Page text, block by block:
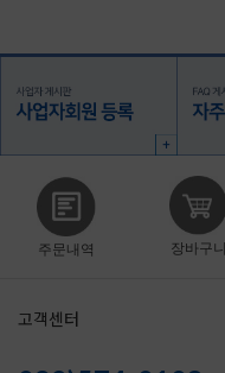
주문내역 장바구니
고객센터